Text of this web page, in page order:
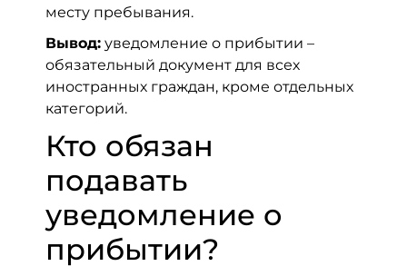
месту пребывания.
Вывод: уведомление о прибытии –
обязательный документ для всех
иностранных граждан, кроме отдельных
категорий.
Кто обязан
подавать
уведомление о
прибытии?